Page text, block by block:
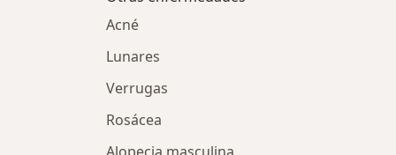
Acné
Lunares
Verrugas
Rosácea